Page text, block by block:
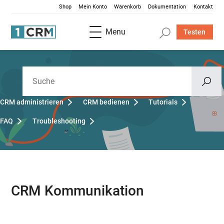
Shop Mein Konto Warenkorb Dokumentation Kontakt
Menu Testen
CRM administrieren CRM bedienen Tutorials
FAQ Troubleshooting
CRM Kommunikation